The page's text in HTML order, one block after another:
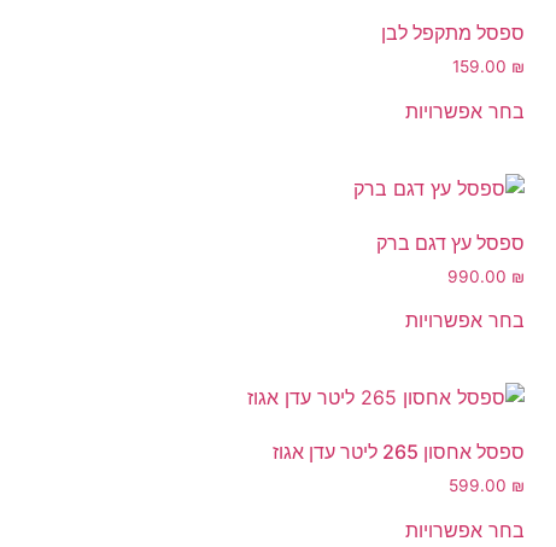
ספסל מתקפל לבן
159.00 ₪
בחר אפשרויות
ספסל עץ דגם ברק
990.00 ₪
בחר אפשרויות
ספסל אחסון 265 ליטר עדן אגוז
599.00 ₪
בחר אפשרויות